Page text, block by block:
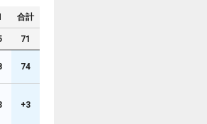
合計
71
74
+3